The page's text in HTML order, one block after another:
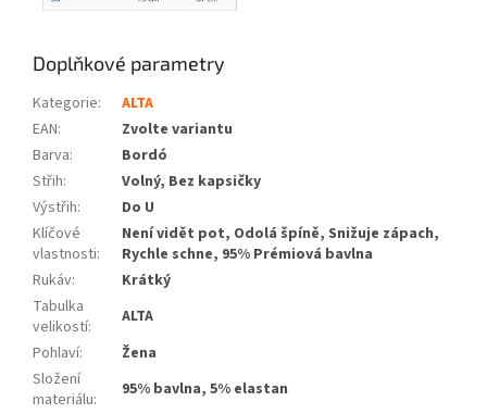
Doplňkové parametry
Kategorie:
ALTA
EAN:
Zvolte variantu
Barva:
Bordó
Střih:
Volný, Bez kapsičky
Výstřih:
Do U
Klíčové
vlastnosti:
Není vidět pot, Odolá špíně, Snižuje zápach,
Rychle schne, 95% Prémiová bavlna
Rukáv:
Krátký
Tabulka
velikostí:
ALTA
Pohlaví:
Žena
Složení
materiálu:
95% bavlna, 5% elastan